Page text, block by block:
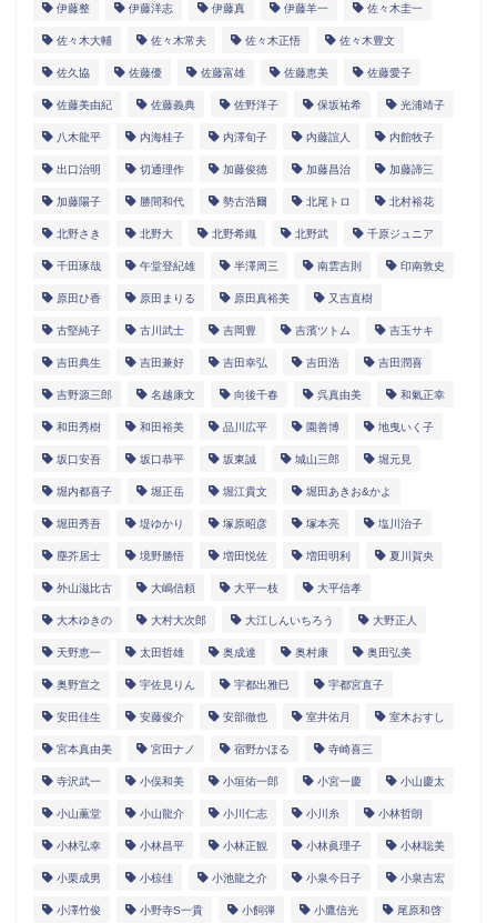
伊藤整 伊藤洋志 伊藤真 伊藤羊一 佐々木圭一
佐々木大輔 佐々木常夫 佐々木正悟 佐々木豊文
佐久協 佐藤優 佐藤富雄 佐藤恵美 佐藤愛子
佐藤美由紀 佐藤義典 佐野洋子 保坂祐希 光浦靖子
八木龍平 内海桂子 内澤旬子 内藤誼人 内館牧子
出口治明 切通理作 加藤俊徳 加藤昌治 加藤諦三
加藤陽子 勝間和代 勢古浩爾 北尾トロ 北村裕花
北野さき 北野大 北野希織 北野武 千原ジュニア
千田琢哉 午堂登紀雄 半澤周三 南雲吉則 印南敦史
原田ひ香 原田まりる 原田真裕美 又吉直樹
古堅純子 古川武士 吉岡豊 吉濱ツトム 吉玉サキ
吉田典生 吉田兼好 吉田幸弘 吉田浩 吉田潤喜
吉野源三郎 名越康文 向後千春 呉真由美 和氣正幸
和田秀樹 和田裕美 品川広平 園善博 地曳いく子
坂口安吾 坂口恭平 坂東誠 城山三郎 堀元見
堀内都喜子 堀正岳 堀江貴文 堀田あきお&かよ
堀田秀吾 堤ゆかり 塚原昭彦 塚本亮 塩川治子
塵芥居士 境野勝悟 増田悦佐 増田明利 夏川賀央
外山滋比古 大嶋信頼 大平一枝 大平信孝
大木ゆきの 大村大次郎 大江しんいちろう 大野正人
天野恵一 太田哲雄 奥成達 奥村康 奥田弘美
奥野宣之 宇佐見りん 宇都出雅巳 宇都宮直子
安田佳生 安藤俊介 安部徹也 室井佑月 室木おすし
宮本真由美 宮田ナノ 宿野かほる 寺崎喜三
寺沢武一 小俣和美 小垣佑一郎 小宮一慶 小山慶太
小山薫堂 小山龍介 小川仁志 小川糸 小林哲朗
小林弘幸 小林昌平 小林正観 小林眞理子 小林聡美
小栗成男 小椋佳 小池龍之介 小泉今日子 小泉吉宏
小澤竹俊 小野寺S一貴 小飼弾 小鷹信光 尾原和啓